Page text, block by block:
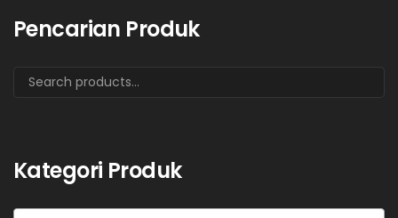
Pencarian Produk
Kategori Produk